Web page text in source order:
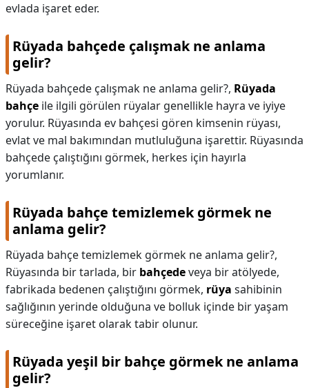
evlada işaret eder.
Rüyada bahçede çalışmak ne anlama
gelir?
Rüyada bahçede çalışmak ne anlama gelir?, Rüyada
bahçe ile ilgili görülen rüyalar genellikle hayra ve iyiye
yorulur. Rüyasında ev bahçesi gören kimsenin rüyası,
evlat ve mal bakımından mutluluğuna işarettir. Rüyasında
bahçede çalıştığını görmek, herkes için hayırla
yorumlanır.
Rüyada bahçe temizlemek görmek ne
anlama gelir?
Rüyada bahçe temizlemek görmek ne anlama gelir?,
Rüyasında bir tarlada, bir bahçedeveya bir atölyede,
fabrikada bedenen çalıştığını görmek, rüya sahibinin
sağlığının yerinde olduğuna ve bolluk içinde bir yaşam
süreceğine işaret olarak tabir olunur.
Rüyada yeşil bir bahçe görmek ne anlama
gelir?